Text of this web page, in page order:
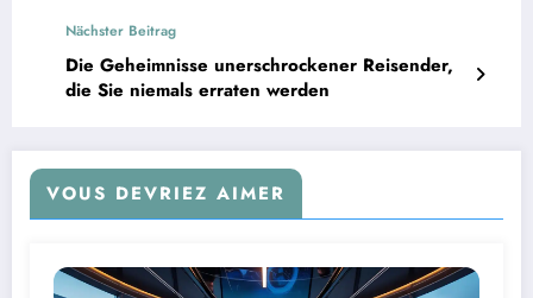
McKinsey Global Institute für das Institut de
l’Entreprise
Nächster Beitrag
Die Geheimnisse unerschrockener Reisender,
die Sie niemals erraten werden
VOUS DEVRIEZ AIMER